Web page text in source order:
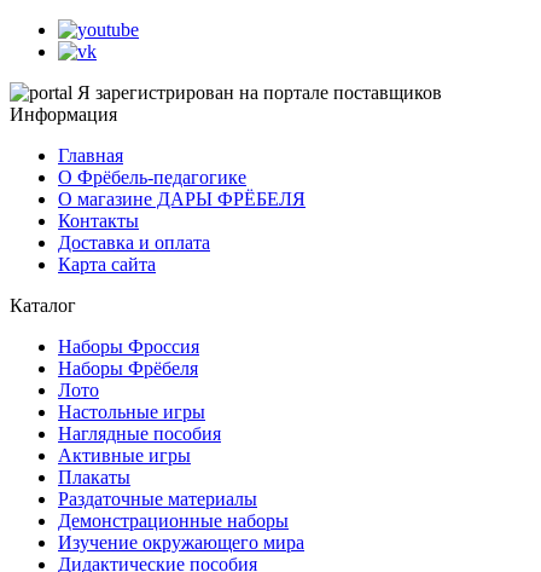
Я зарегистрирован на портале поставщиков
Информация
Главная
О Фрёбель-педагогике
О магазине ДАРЫ ФРЁБЕЛЯ
Контакты
Доставка и оплата
Карта сайта
Каталог
Наборы Фроссия
Наборы Фрёбеля
Лото
Настольные игры
Наглядные пособия
Активные игры
Плакаты
Раздаточные материалы
Демонстрационные наборы
Изучение окружающего мира
Дидактические пособия